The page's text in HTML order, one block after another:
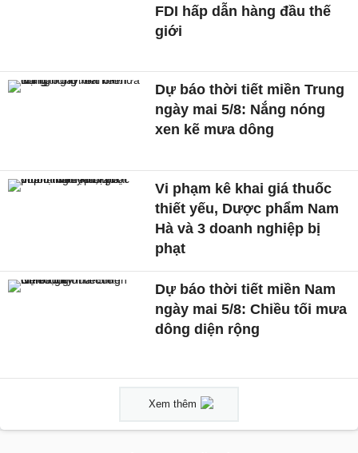
FDI hấp dẫn hàng đầu thế
giới
Dự báo thời tiết miền Trung
ngày mai 5/8: Nắng nóng
xen kẽ mưa dông
Vi phạm kê khai giá thuốc
thiết yếu, Dược phẩm Nam
Hà và 3 doanh nghiệp bị
phạt
Dự báo thời tiết miền Nam
ngày mai 5/8: Chiều tối mưa
dông diện rộng
Xem thêm